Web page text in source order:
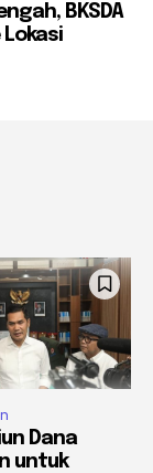
BKSDA
Lokasi
Dana
untuk